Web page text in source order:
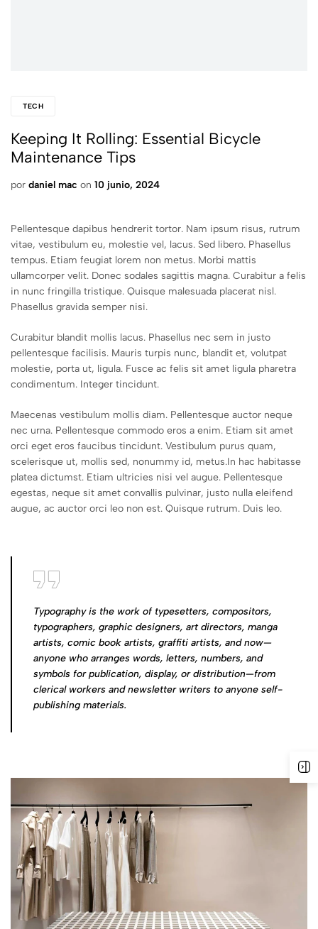
TECH
Keeping It Rolling: Essential Bicycle
Maintenance Tips
por daniel mac on 10 junio, 2024
Pellentesque dapibus hendrerit tortor. Nam ipsum risus, rutrum
vitae, vestibulum eu, molestie vel, lacus. Sed libero. Phasellus
tempus. Etiam feugiat lorem non metus. Morbi mattis
ullamcorper velit. Donec sodales sagittis magna. Curabitur a felis
in nunc fringilla tristique. Quisque malesuada placerat nisl.
Phasellus gravida semper nisi.
Curabitur blandit mollis lacus. Phasellus nec sem in justo
pellentesque facilisis. Mauris turpis nunc, blandit et, volutpat
molestie, porta ut, ligula. Fusce ac felis sit amet ligula pharetra
condimentum. Integer tincidunt.
Maecenas vestibulum mollis diam. Pellentesque auctor neque
nec urna. Pellentesque commodo eros a enim. Etiam sit amet
orci eget eros faucibus tincidunt. Vestibulum purus quam,
scelerisque ut, mollis sed, nonummy id, metus.In hac habitasse
platea dictumst. Etiam ultricies nisi vel augue. Pellentesque
egestas, neque sit amet convallis pulvinar, justo nulla eleifend
augue, ac auctor orci leo non est. Quisque rutrum. Duis leo.
Typography is the work of typesetters, compositors,
typographers, graphic designers, art directors, manga
artists, comic book artists, graffiti artists, and now—
anyone who arranges words, letters, numbers, and
symbols for publication, display, or distribution—from
clerical workers and newsletter writers to anyone self-
publishing materials.